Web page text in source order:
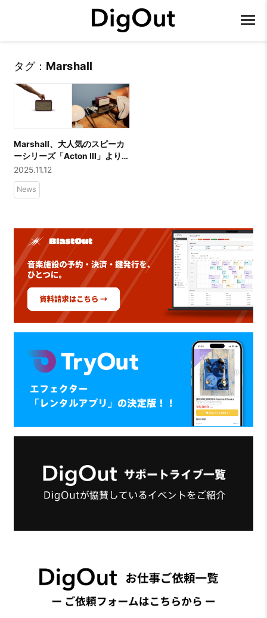
タグ： Marshall
Marshall、大人気のスピーカ
ーシリーズ「Acton III」より新
色「Burgundy」が11月12日
（水）に発売
2025.11.12
News